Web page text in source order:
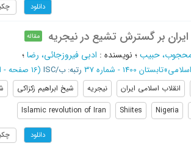
دانلود
ایران بر گسترش تشیع در نیجریه مقاله
محجوب، حبیب؛ نویسنده : ادبی فیروزجائی، رضا؛
»تابستان 1400 - شماره 37 رتبه: ب/ISC (‎16 صفحه -
انقلاب اسلامی ایران نیجریه شیخ ابراهیم زکزاکی
Nigeria
Shiites
Islamic revolution of Iran
دانلود